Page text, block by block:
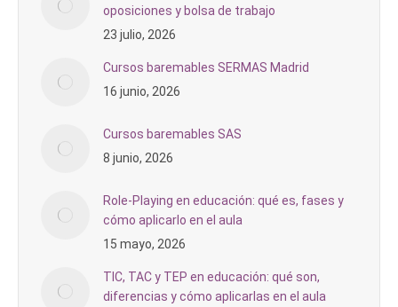
oposiciones y bolsa de trabajo
23 julio, 2026
Cursos baremables SERMAS Madrid
16 junio, 2026
Cursos baremables SAS
8 junio, 2026
Role-Playing en educación: qué es, fases y
cómo aplicarlo en el aula
15 mayo, 2026
TIC, TAC y TEP en educación: qué son,
diferencias y cómo aplicarlas en el aula